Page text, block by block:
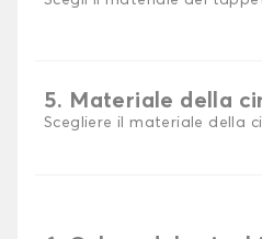
5. Materiale della
Scegliere il materiale della